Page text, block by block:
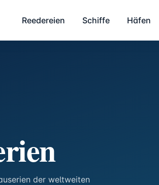
Reedereien Schiffe Häfen
der weltweiten